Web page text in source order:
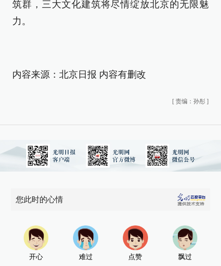
筑群，三大文化建筑将尽情绽放北京的无限魅
力。
内容来源：北京日报 内容有删改
[ 责编：孙彤 ]
您此时的心情
开心 难过 点赞 飘过